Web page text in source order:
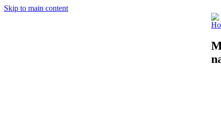
Skip to main content